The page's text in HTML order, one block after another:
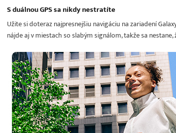
S duálnou GPS sa nikdy nestratíte
Užite si doteraz najpresnejšiu navigáciu na zariadení
nájde aj v miestach so slabým signálom, takže sa